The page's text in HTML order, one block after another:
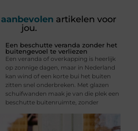
artikelen voor
jou.
Een beschutte veranda zonder het
buitengevoel te verliezen
Een veranda of overkapping is heerlijk
op zonnige dagen, maar in Nederland
kan wind of een korte bui het buiten
zitten snel onderbreken. Met glazen
schuifwanden maak je van die plek een
beschutte buitenruimte, zonder